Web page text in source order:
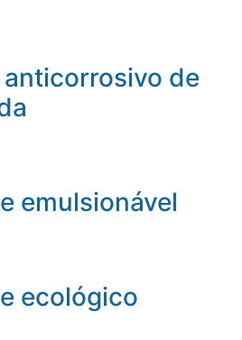
de
emulsionável
ecológico